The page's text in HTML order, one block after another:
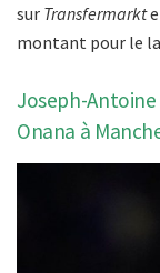
sur Transfermarkt
montant pour le
Joseph-Antoine
Onana à